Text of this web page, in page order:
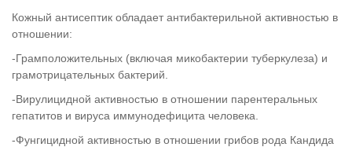
Кожный антисептик обладает антибактерильной активностью в
отношении:
-Грамположительных (включая микобактерии туберкулеза) и
грамотрицательных бактерий.
-Вирулицидной активностью в отношении парентеральных
гепатитов и вируса иммунодефицита человека.
-Фунгицидной активностью в отношении грибов рода Кандида